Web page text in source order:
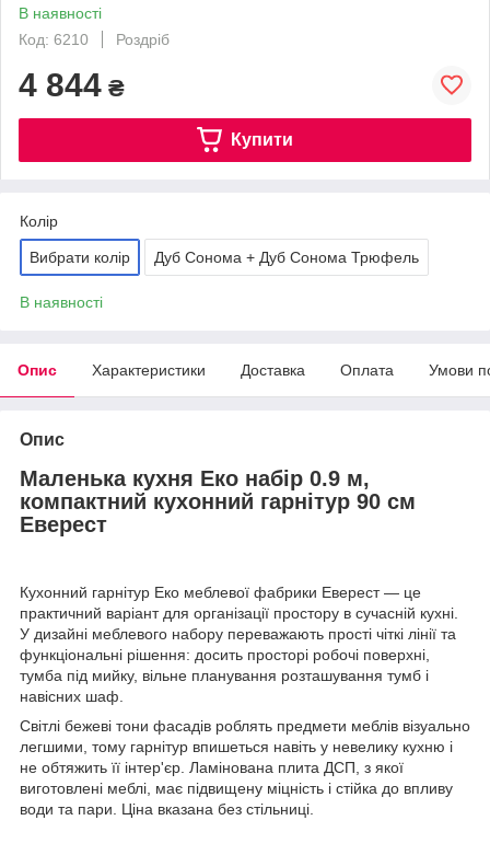
В наявності
Код: 6210
Роздріб
4 844 ₴
Купити
Колір
Вибрати колір Дуб Сонома + Дуб Сонома Трюфель
В наявності
Опис Характеристики Доставка Оплата Умови
Опис
Маленька кухня Еко набір 0.9 м,
компактний кухонний гарнітур 90 см
Еверест
Кухонний гарнітур Еко меблевої фабрики Еверест — це
практичний варіант для організації простору в сучасній кухні.
У дизайні меблевого набору переважають прості чіткі лінії та
функціональні рішення: досить просторі робочі поверхні,
тумба під мийку, вільне планування розташування тумб і
навісних шаф.
Світлі бежеві тони фасадів роблять предмети меблів візуально
легшими, тому гарнітур впишеться навіть у невелику кухню і
не обтяжить її інтер'єр. Ламінована плита ДСП, з якої
виготовлені меблі, має підвищену міцність і стійка до впливу
води та пари. Ціна вказана без стільниці.